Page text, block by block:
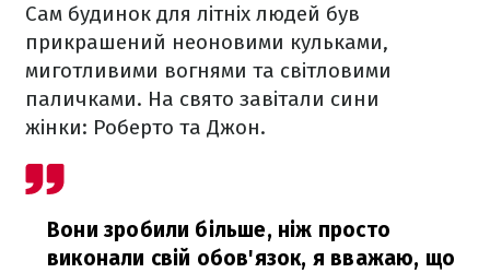
Сам будинок для літніх людей був
прикрашений неоновими кульками,
миготливими вогнями та світловими
паличками. На свято завітали сини
жінки: Роберто та Джон.
Вони зробили більше, ніж просто
виконали свій обов'язок, я вважаю, що